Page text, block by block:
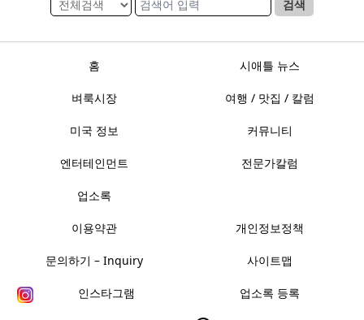
검색
홈 시애틀 뉴스
벼룩시장 여행 / 맛집 / 칼럼
미국 정보 커뮤니티
엔터테인먼트 전문가칼럼
업소록
이용약관 개인정보정책
문의하기 – Inquiry 사이트맵
인스타그램 업소록 등록